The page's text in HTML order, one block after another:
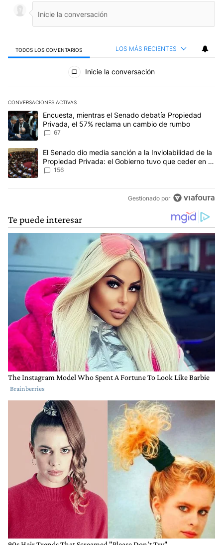
TODOS LOS COMENTARIOS LOS MÁS RECIENTES
Todos los comentarios
Inicie la conversación
CONVERSACIONES ACTIVAS
Este listado muestra los artículos con más comentarios en los
Un artículo de tendencia con el título "Encuesta, mientras el
Encuesta, mientras el Senado debatía Propiedad
Privada, el 57% reclama un cambio de rumbo
67
Un artículo de tendencia con el título "El Senado dio media
El Senado dio media sanción a la Inviolabilidad de la
Propiedad Privada: el Gobierno tuvo que ceder en la
Ley del Manejo del Fuego
156
Gestionado por